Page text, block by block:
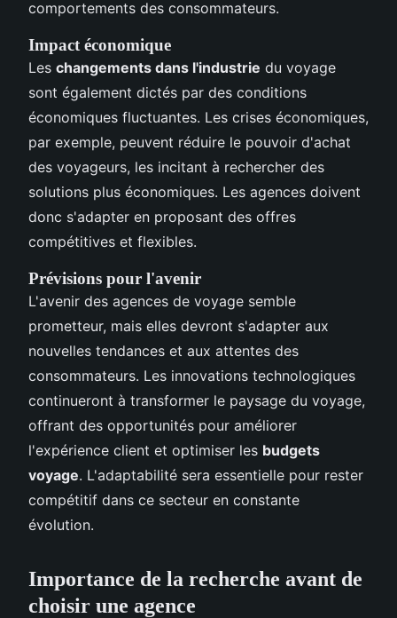
comportements des consommateurs.
Impact économique
Les changements dans l'industrie du voyage
sont également dictés par des conditions
économiques fluctuantes. Les crises économiques,
par exemple, peuvent réduire le pouvoir d'achat
des voyageurs, les incitant à rechercher des
solutions plus économiques. Les agences doivent
donc s'adapter en proposant des offres
compétitives et flexibles.
Prévisions pour l'avenir
L'avenir des agences de voyage semble
prometteur, mais elles devront s'adapter aux
nouvelles tendances et aux attentes des
consommateurs. Les innovations technologiques
continueront à transformer le paysage du voyage,
offrant des opportunités pour améliorer
l'expérience client et optimiser les budgets
voyage. L'adaptabilité sera essentielle pour rester
compétitif dans ce secteur en constante
évolution.
Importance de la recherche avant de
choisir une agence